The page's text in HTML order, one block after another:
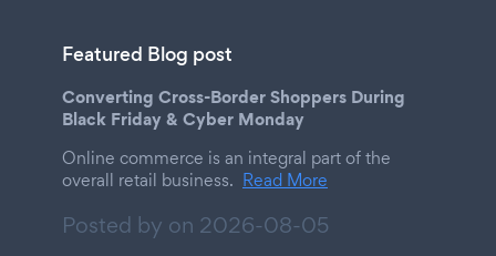
Featured Blog post
Converting Cross-Border Shoppers During
Black Friday & Cyber Monday
Online commerce is an integral part of the
overall retail business. Read More
Posted by on 2026-08-05